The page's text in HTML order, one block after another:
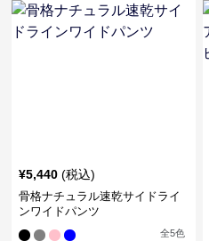
¥5,440 (税込)
骨格ナチュラル速乾サイドライ
ンワイドパンツ
全5色